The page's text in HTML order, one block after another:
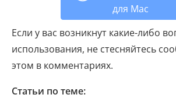
для Mac
Если у вас возникнут какие-либо
использования, не стесняйтесь
этом в комментариях.
Статьи по теме: